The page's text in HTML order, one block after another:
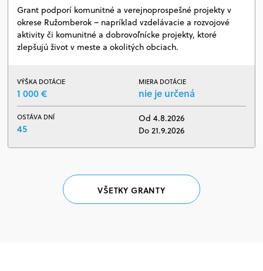
Grant podporí komunitné a verejnoprospešné projekty v
okrese Ružomberok – napríklad vzdelávacie a rozvojové
aktivity či komunitné a dobrovoľnícke projekty, ktoré
zlepšujú život v meste a okolitých obciach.
VÝŠKA DOTÁCIE
1 000 €
MIERA DOTÁCIE
nie je určená
OSTÁVA DNÍ
45
Od 4.8.2026
Do 21.9.2026
VŠETKY GRANTY